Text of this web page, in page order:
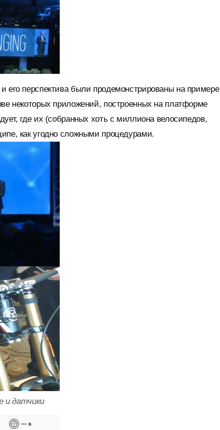
его перспектива были продемонстрированы на примере
некоторых приложений, построенных на платформе
где их (собранных хоть с миллиона велосипедов,
как угодно сложными процедурами.
и датчики